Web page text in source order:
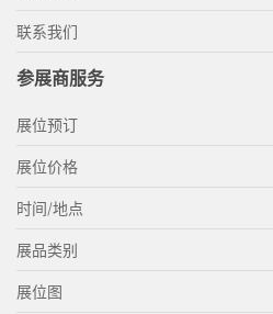
联系我们
参展商服务
展位预订
展位价格
时间/地点
展品类别
展位图